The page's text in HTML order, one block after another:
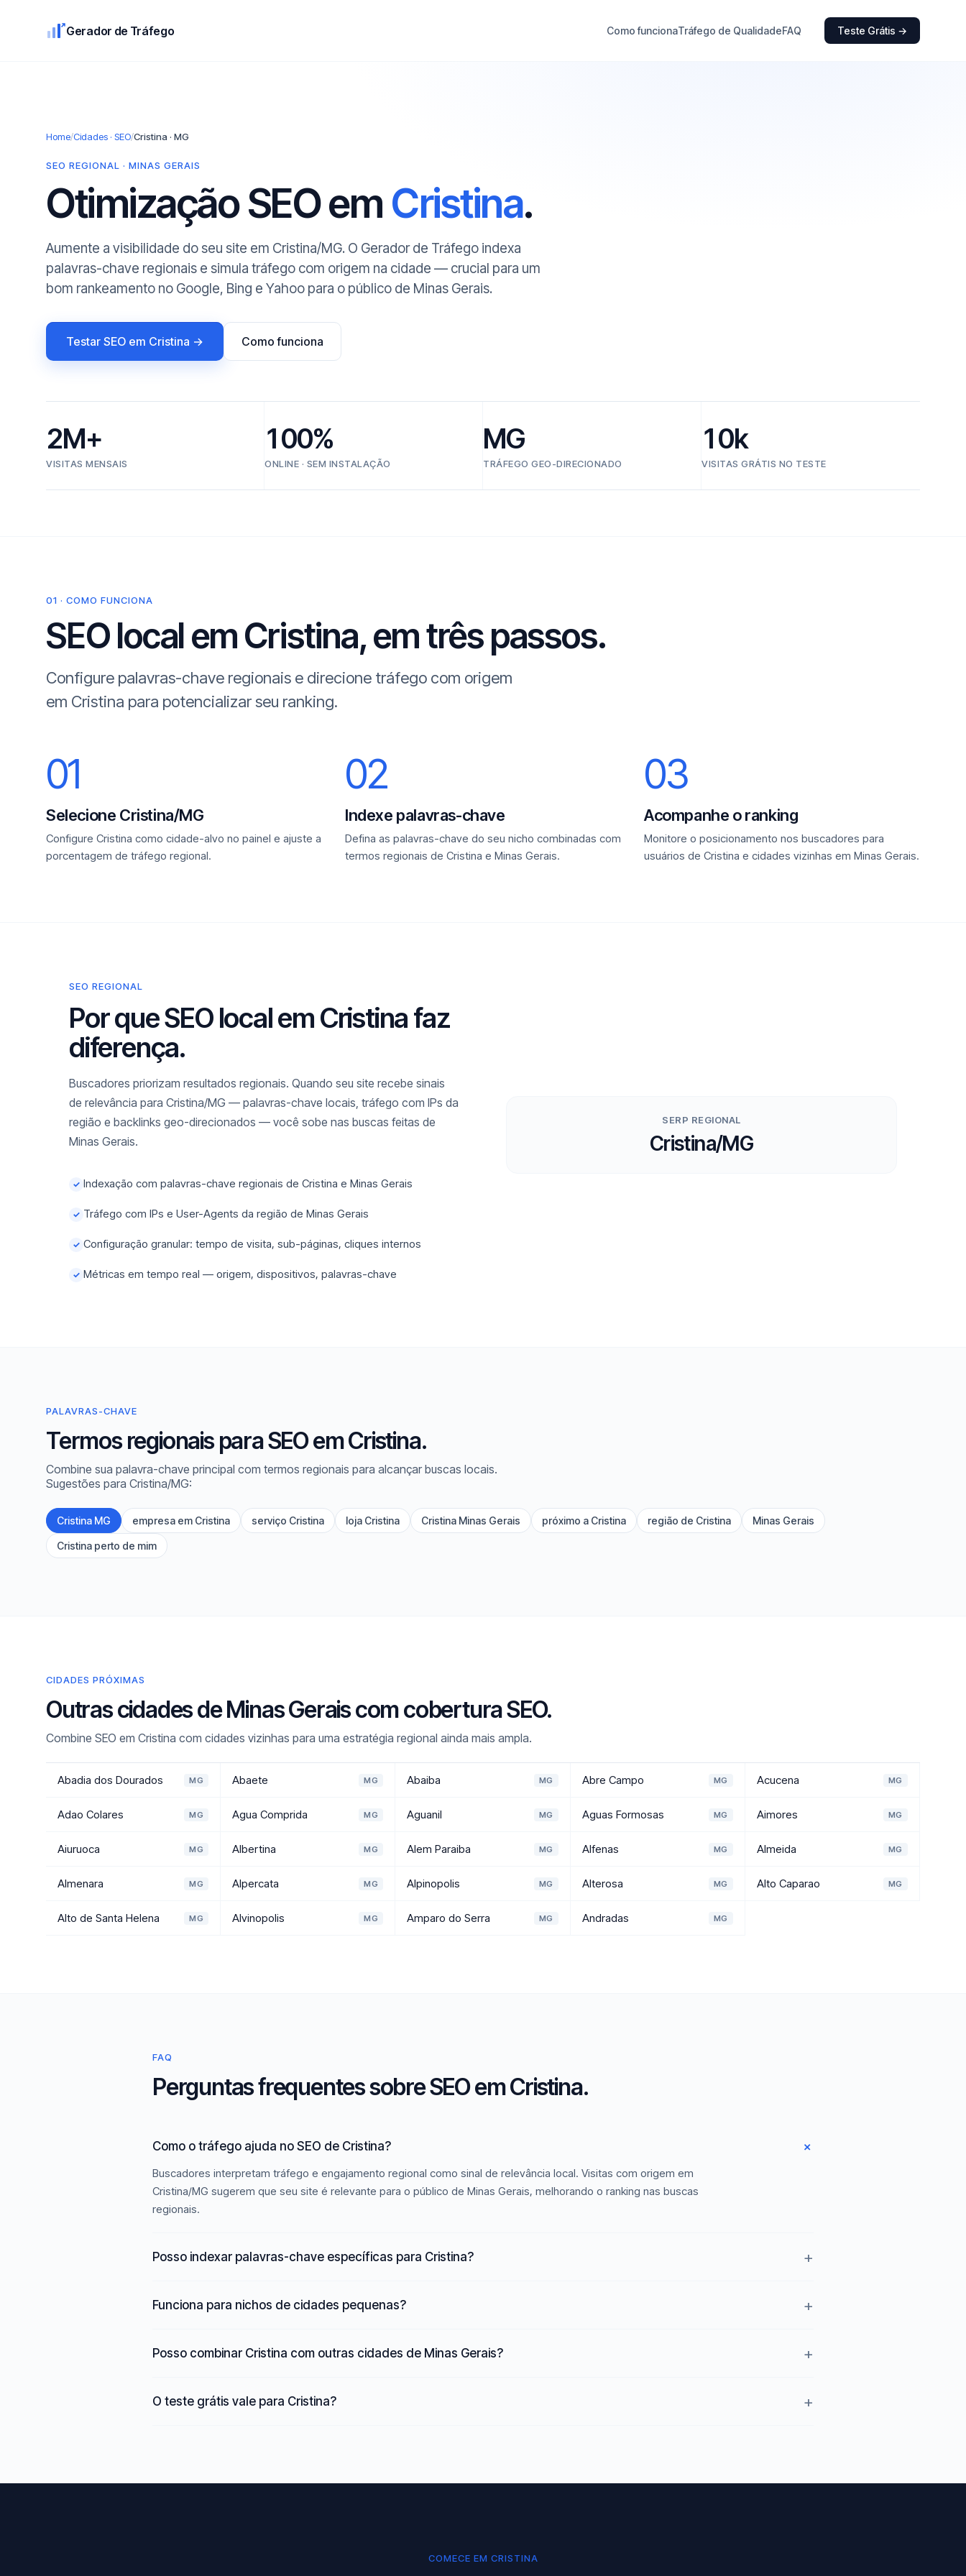
Gerador de Tráfego Como funcionaTráfego de QualidadeFAQ Teste Grátis →
Home/Cidades · SEO/Cristina · MG
SEO REGIONAL · MINAS GERAIS
Otimização SEO em Cristina.
Aumente a visibilidade do seu site em Cristina/MG. O Gerador de Tráfego indexa
palavras-chave regionais e simula tráfego com origem na cidade — crucial para um
bom rankeamento no Google, Bing e Yahoo para o público de Minas Gerais.
Testar SEO em Cristina → Como funciona
2M+
VISITAS MENSAIS
100%
ONLINE · SEM INSTALAÇÃO
MG
TRÁFEGO GEO-DIRECIONADO
10k
VISITAS GRÁTIS NO TESTE
01 · COMO FUNCIONA
SEO local em Cristina, em três passos.
Configure palavras-chave regionais e direcione tráfego com origem
em Cristina para potencializar seu ranking.
01
Selecione Cristina/MG
Configure Cristina como cidade-alvo no painel e ajuste a
porcentagem de tráfego regional.
02
Indexe palavras-chave
Defina as palavras-chave do seu nicho combinadas com
termos regionais de Cristina e Minas Gerais.
03
Acompanhe o ranking
Monitore o posicionamento nos buscadores para
usuários de Cristina e cidades vizinhas em Minas Gerais.
SEO REGIONAL
Por que SEO local em Cristina faz
diferença.
Buscadores priorizam resultados regionais. Quando seu site recebe sinais
de relevância para Cristina/MG — palavras-chave locais, tráfego com IPs da
região e backlinks geo-direcionados — você sobe nas buscas feitas de
Minas Gerais.
✓ Indexação com palavras-chave regionais de Cristina e Minas Gerais
✓ Tráfego com IPs e User-Agents da região de Minas Gerais
✓ Configuração granular: tempo de visita, sub-páginas, cliques internos
✓ Métricas em tempo real — origem, dispositivos, palavras-chave
SERP REGIONAL
Cristina/MG
PALAVRAS-CHAVE
Termos regionais para SEO em Cristina.
Combine sua palavra-chave principal com termos regionais para alcançar buscas locais.
Sugestões para Cristina/MG:
Cristina MG empresa em Cristina serviço Cristina loja Cristina Cristina Minas Gerais próximo a Cristina região de Cristina Minas Gerais
Cristina perto de mim
CIDADES PRÓXIMAS
Outras cidades de Minas Gerais com cobertura SEO.
Combine SEO em Cristina com cidades vizinhas para uma estratégia regional ainda mais ampla.
Abadia dos Dourados MG Abaete MG Abaiba MG Abre Campo MG Acucena MG
Adao Colares MG Agua Comprida MG Aguanil MG Aguas Formosas MG Aimores MG
Aiuruoca MG Albertina MG Alem Paraiba MG Alfenas MG Almeida MG
Almenara MG Alpercata MG Alpinopolis MG Alterosa MG Alto Caparao MG
Alto de Santa Helena MG Alvinopolis MG Amparo do Serra MG Andradas MG
FAQ
Perguntas frequentes sobre SEO em Cristina.
Como o tráfego ajuda no SEO de Cristina?
Buscadores interpretam tráfego e engajamento regional como sinal de relevância local. Visitas com origem em
Cristina/MG sugerem que seu site é relevante para o público de Minas Gerais, melhorando o ranking nas buscas
regionais.
Posso indexar palavras-chave específicas para Cristina?
Funciona para nichos de cidades pequenas?
Posso combinar Cristina com outras cidades de Minas Gerais?
O teste grátis vale para Cristina?
COMECE EM CRISTINA